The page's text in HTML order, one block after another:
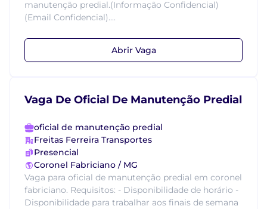
manutenção predial.(Informação Confidencial)
(Email Confidencial)....
Abrir Vaga
Vaga De Oficial De Manutenção Predial
oficial de manutenção predial
Freitas Ferreira Transportes
Presencial
Coronel Fabriciano / MG
Vaga para oficial de manutenção predial em coronel
fabriciano. Requisitos: - Disponibilidade de horário -
Disponibilidade para trabalhar aos finais de semana